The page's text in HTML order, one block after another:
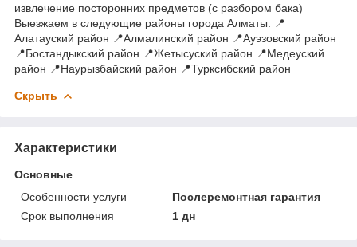
извлечение посторонних предметов (с разбором бака)
Выезжаем в следующие районы города Алматы: 📍
Алатауский район 📍Алмалинский район 📍Ауэзовский район
📍Бостандыкский район 📍Жетысуский район 📍Медеуский
район 📍Наурызбайский район 📍Турксибский район
Скрыть
Характеристики
Основные
Особенности услуги
Послеремонтная гарантия
Срок выполнения
1 дн